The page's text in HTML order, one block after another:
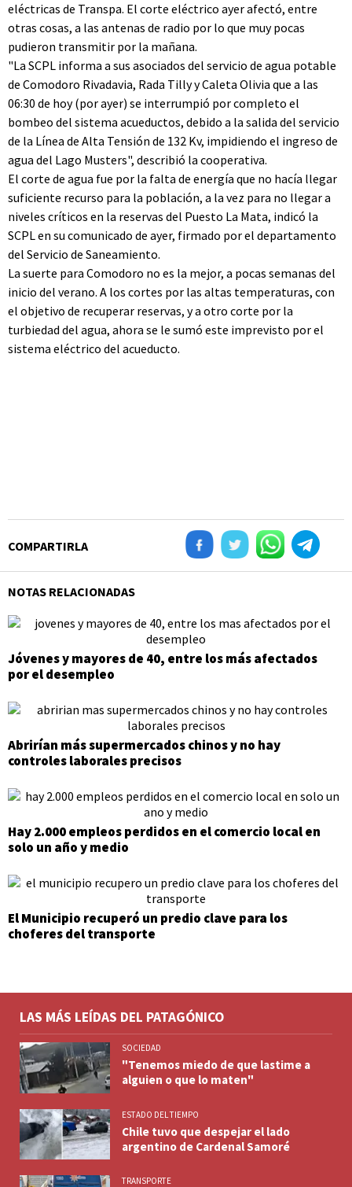
eléctricas de Transpa. El corte eléctrico ayer afectó, entre
otras cosas, a las antenas de radio por lo que muy pocas
pudieron transmitir por la mañana.
"La SCPL informa a sus asociados del servicio de agua potable
de Comodoro Rivadavia, Rada Tilly y Caleta Olivia que a las
06:30 de hoy (por ayer) se interrumpió por completo el
bombeo del sistema acueductos, debido a la salida del servicio
de la Línea de Alta Tensión de 132 Kv, impidiendo el ingreso de
agua del Lago Musters", describió la cooperativa.
El corte de agua fue por la falta de energía que no hacía llegar
suficiente recurso para la población, a la vez para no llegar a
niveles críticos en la reservas del Puesto La Mata, indicó la
SCPL en su comunicado de ayer, firmado por el departamento
del Servicio de Saneamiento.
La suerte para Comodoro no es la mejor, a pocas semanas del
inicio del verano. A los cortes por las altas temperaturas, con
el objetivo de recuperar reservas, y a otro corte por la
turbiedad del agua, ahora se le sumó este imprevisto por el
sistema eléctrico del acueducto.
COMPARTIRLA
NOTAS RELACIONADAS
Jóvenes y mayores de 40, entre los más afectados
por el desempleo
Abrirían más supermercados chinos y no hay
controles laborales precisos
Hay 2.000 empleos perdidos en el comercio local en
solo un año y medio
El Municipio recuperó un predio clave para los
choferes del transporte
LAS MÁS LEÍDAS DEL PATAGÓNICO
SOCIEDAD
"Tenemos miedo de que lastime a
alguien o que lo maten"
ESTADO DEL TIEMPO
Chile tuvo que despejar el lado
argentino de Cardenal Samoré
TRANSPORTE